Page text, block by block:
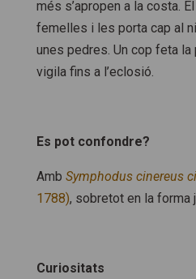
més s’apropen a la costa.
femelles i les porta cap al
unes pedres. Un cop feta
vigila fins a l’eclosió.
Es pot confondre?
Amb Symphodus cinereus
1788), sobretot en la forma
Curiositats